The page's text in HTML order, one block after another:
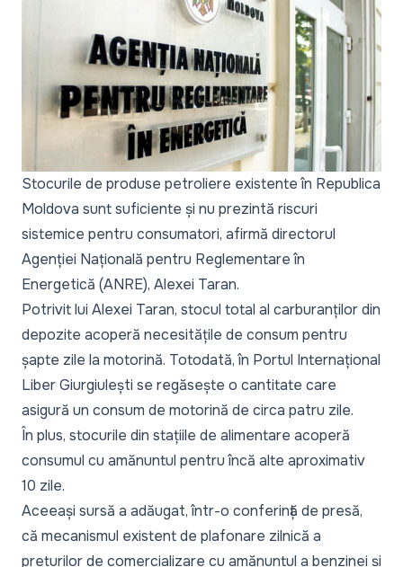
Stocurile de produse petroliere existente în Republica
Moldova sunt suficiente și nu prezintă riscuri
sistemice pentru consumatori, afirmă directorul
Agenției Națională pentru Reglementare în
Energetică (ANRE), Alexei Taran.
Potrivit lui Alexei Taran, stocul total al carburanților din
depozite acoperă necesitățile de consum pentru
șapte zile la motorină. Totodată, în Portul Internațional
Liber Giurgiulești se regăsește o cantitate care
asigură un consum de motorină de circa patru zile.
În plus, stocurile din stațiile de alimentare acoperă
consumul cu amănuntul pentru încă alte aproximativ
10 zile.
Aceeași sursă a adăugat, într-o conferință de presă,
că mecanismul existent de plafonare zilnică a
prețurilor de comercializare cu amănuntul a benzinei și